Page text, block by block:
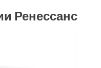
Ренессанс